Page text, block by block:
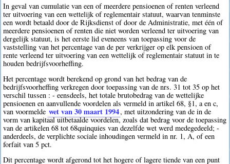
In geval van cumulatie van een of meerdere pensioenen of renten verleend
ter uitvoering van een wettelijk of reglementair statuut, waarvan tenminste
een wordt betaald door de Rijksdienst of door de Administratie, met één of
meerdere pensioenen of renten die niet worden verleend ter uitvoering van
dergelijk statuut, is het eerste lid eveneens van toepassing voor de
vaststelling van het percentage van de per verkrijger op elk pensioen of
rente verleend ter uitvoering van een wettelijk of reglementair statuut in te
houden bedrijfsvoorheffing.
Het percentage wordt berekend op grond van het bedrag van de
bedrijfsvoorheffing verkregen door toepassing van de nrs. 31 tot 35 op het
verschil tussen : - eensdeels, het totale brutobedrag van de wettelijke
pensioenen en aanvullende voordelen als vermeld in artikel 68, §1, a en c,
van voormelde wet van 30 maart 1994, met uitzondering van de in de
vorm van kapitaal uitbetaalde voordelen, zoals dat bedrag voor de toepassing
van de artikelen 68 tot 68quinquies van dezelfde wet werd medegedeeld; -
anderdeels, de verplichte sociale inhoudingen vermeld in nr. 1, A, of een
forfait van 5 pct.
Dit percentage wordt afgerond tot het hogere of lagere tiende van een punt